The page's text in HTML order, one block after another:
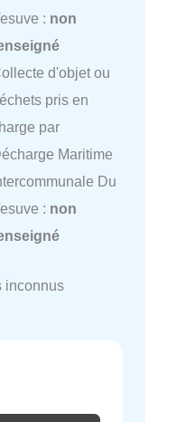
: non
d'objet ou
pris en
par
Maritime
Du
: non
inconnus